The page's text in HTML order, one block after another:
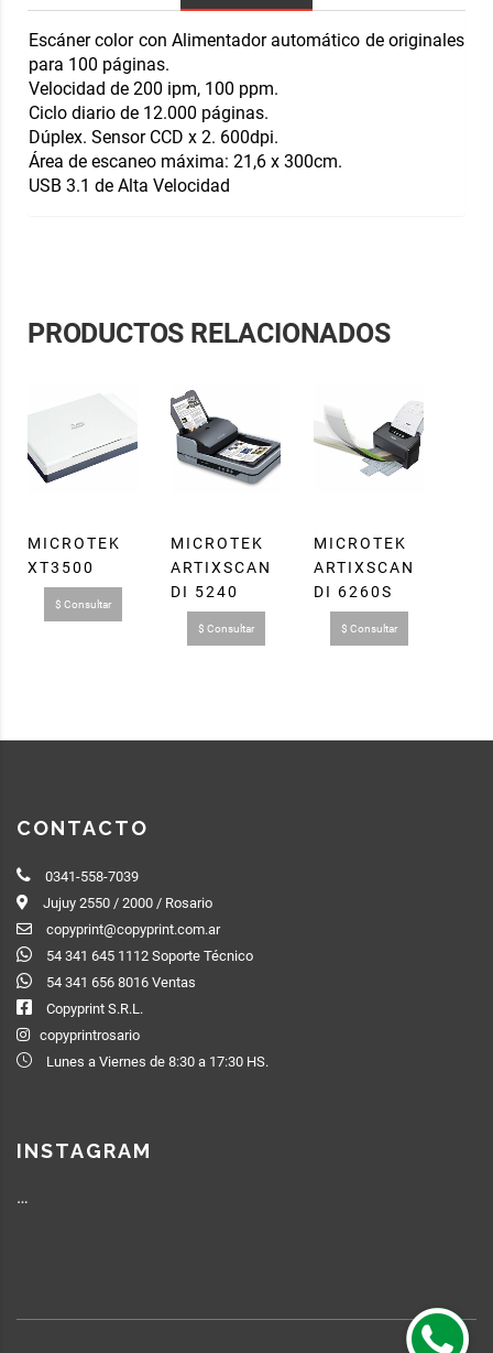
Escáner color con Alimentador automático de originales
para 100 páginas.
Velocidad de 200 ipm, 100 ppm.
Ciclo diario de 12.000 páginas.
Dúplex. Sensor CCD x 2. 600dpi.
Área de escaneo máxima: 21,6 x 300cm.
USB 3.1 de Alta Velocidad
PRODUCTOS RELACIONADOS
MICROTEK
XT3500
$ Consultar
MICROTEK
ARTIXSCAN
DI 5240
$ Consultar
MICROTEK
ARTIXSCAN
DI 6260S
$ Consultar
CONTACTO
0341-558-7039
Jujuy 2550 / 2000 / Rosario
copyprint@copyprint.com.ar
54 341 645 1112 Soporte Técnico
54 341 656 8016 Ventas
Copyprint S.R.L.
copyprintrosario
Lunes a Viernes de 8:30 a 17:30 HS.
INSTAGRAM
…